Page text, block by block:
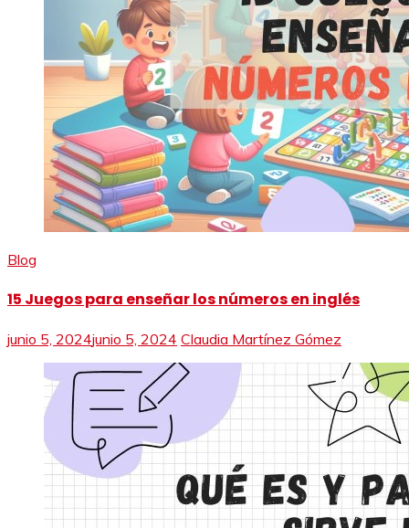
Blog
15 Juegos para enseñar los números en inglés
junio 5, 2024junio 5, 2024 Claudia Martínez Gómez